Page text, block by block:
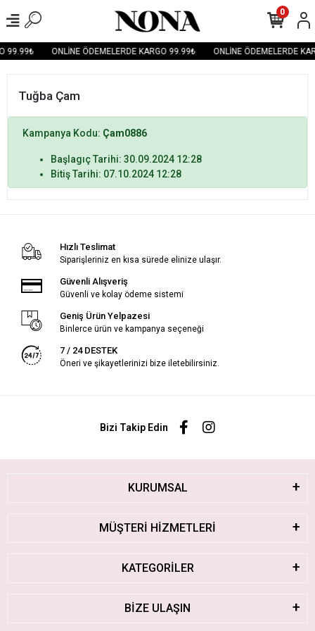
99.99₺ ONLİNE ÖDEMELERDE KARGO 99.99₺ ONLİNE ÖDEMELERDE
0
Tuğba Çam
Kampanya Kodu: Çam0886
Başlagıç Tarihi: 30.09.2024 12:28
Bitiş Tarihi: 07.10.2024 12:28
Hızlı Teslimat
Siparişleriniz en kısa sürede elinize ulaşır.
Güvenli Alışveriş
Güvenli ve kolay ödeme sistemi
Geniş Ürün Yelpazesi
Binlerce ürün ve kampanya seçeneği
7 / 24 DESTEK
Öneri ve şikayetlerinizi bize iletebilirsiniz.
Bizi Takip Edin
KURUMSAL
MÜŞTERİ HİZMETLERİ
KATEGORİLER
BİZE ULAŞIN